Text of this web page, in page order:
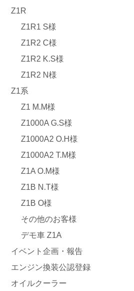
Z1R
Z1R1 S様
Z1R2 C様
Z1R2 K.S様
Z1R2 N様
Z1系
Z1 M.M様
Z1000A G.S様
Z1000A2 O.H様
Z1000A2 T.M様
Z1A O.M様
Z1B N.T様
Z1B O様
その他のお客様
デモ車 Z1A
イベント企画・報告
エンジン換装公認登録
オイルクーラー